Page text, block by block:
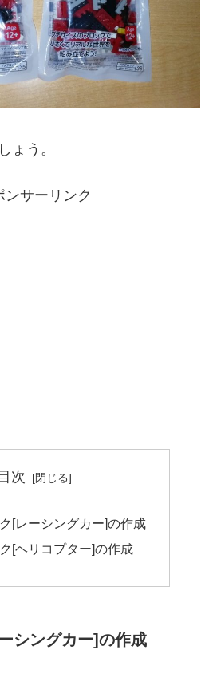
ょう。
ンサーリンク
目次
[レーシングカー]の作成
[ヘリコプター]の作成
シングカー]の作成